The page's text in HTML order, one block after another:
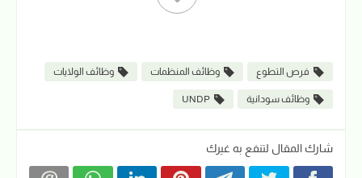
فرص التطوع وظائف المنظمات وظائف الولايات
وظائف سودانية UNDP
شارك المقال لتنفع به غيرك